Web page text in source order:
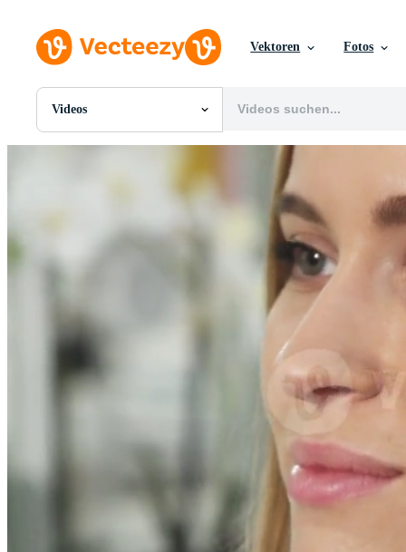
Vektoren Fotos
Videos
Alle Bilder
Redaktionelle Ereignisse